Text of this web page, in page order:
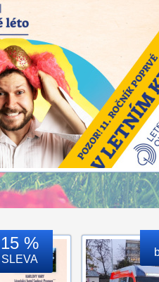
15 %
SLEVA